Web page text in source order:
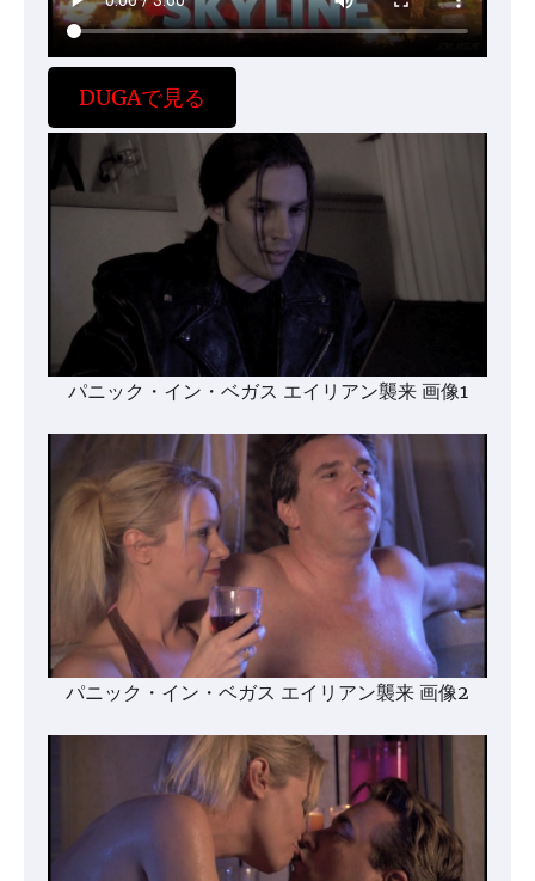
DUGAで見る
パニック・イン・ベガス エイリアン襲来 画像1
パニック・イン・ベガス エイリアン襲来 画像2